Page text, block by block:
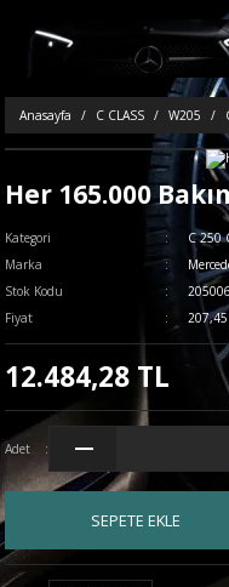
Anasayfa C CLASS W205
Her 165.000
Kategori
C 250
Marka
Stok Kodu
Fiyat
12.484,28 TL
Adet
SEPETE EKLE